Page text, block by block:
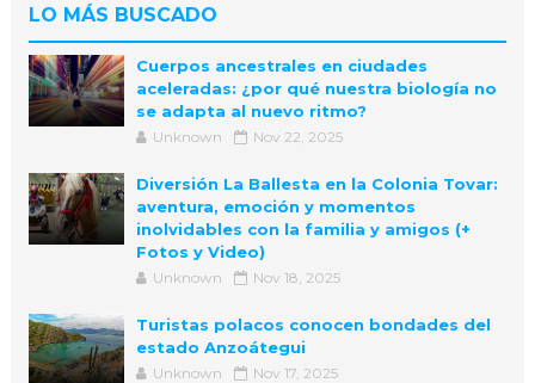
LO MÁS BUSCADO
Cuerpos ancestrales en ciudades
aceleradas: ¿por qué nuestra biología no
se adapta al nuevo ritmo?
Unknown Nov 22, 2025
Diversión La Ballesta en la Colonia Tovar:
aventura, emoción y momentos
inolvidables con la familia y amigos (+
Fotos y Video)
Unknown Nov 18, 2025
Turistas polacos conocen bondades del
estado Anzoátegui
Unknown Nov 17, 2025